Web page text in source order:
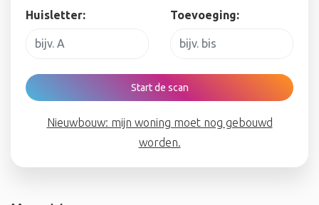
Huisletter: Toevoeging:
Start de scan
Nieuwbouw: mijn woning moet nog gebouwd
worden.